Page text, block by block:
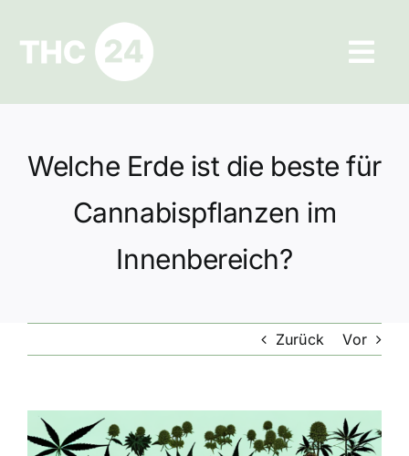
springen
Ratgeber
Hilfe und Kontakt
Datenschutz
Welche Erde ist die beste für
Cannabispflanzen im
Innenbereich?
Zurück Vor
Zeige
grösseres